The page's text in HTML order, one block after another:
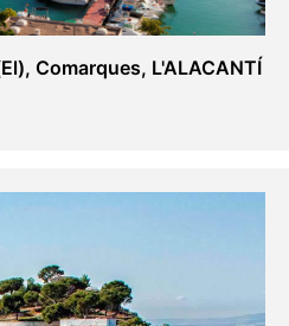
, Comarques, L'ALACANTÍ